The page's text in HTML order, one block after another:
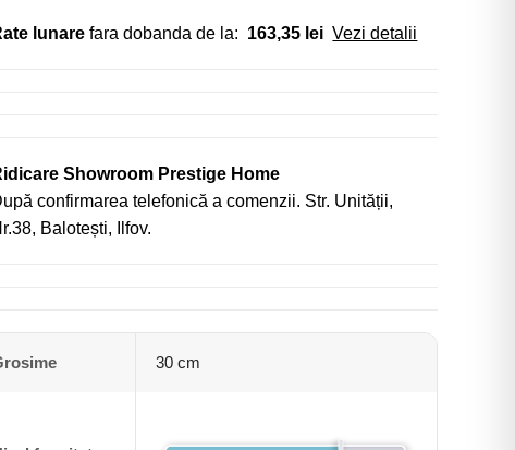
lunare fara dobanda de la: 163,35 lei Vezi detalii
Showroom Prestige Home
confirmarea telefonică a comenzii. Str. Unității,
Balotești, Ilfov.
30 cm